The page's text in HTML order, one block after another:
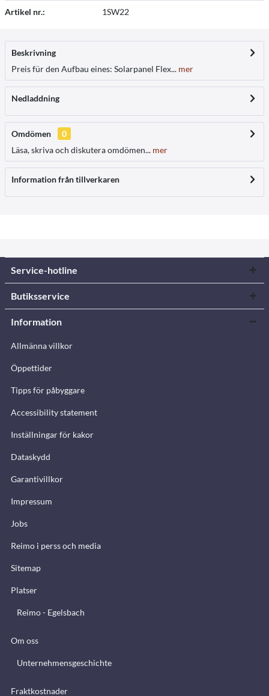
Artikel nr.: 1SW22
Beskrivning
Preis für den Aufbau eines: Solarpanel Flex... mer
Nedladdning
Omdömen
0
Läsa, skriva och diskutera omdömen... mer
Information från tillverkaren
Service-hotline
Butiksservice
Information
Allmänna villkor
Öppettider
Tipps för påbyggare
Accessibility statement
Inställningar för kakor
Dataskydd
Garantivillkor
Impressum
Jobs
Reimo i perss och media
Sitemap
Platser
Reimo - Egelsbach
Om oss
Unternehmensgeschichte
Fraktkostnader